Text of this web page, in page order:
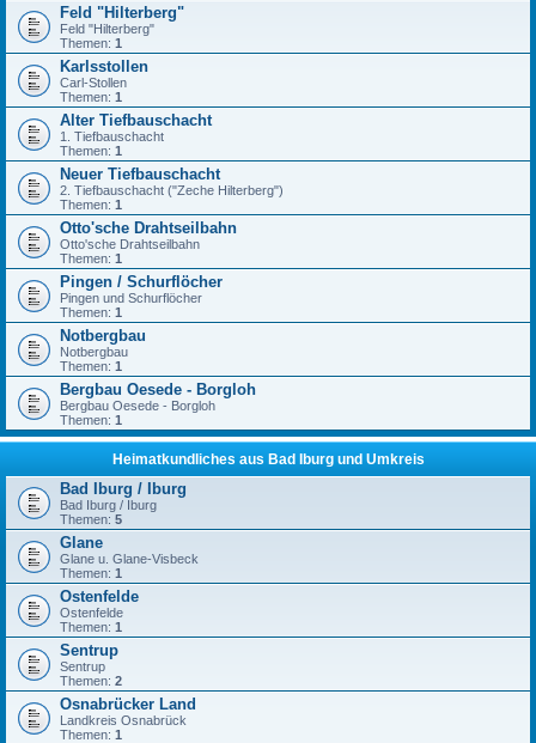
Feld "Hilterberg"
Feld "Hilterberg"
Themen: 1
Karlsstollen
Carl-Stollen
Themen: 1
Alter Tiefbauschacht
1. Tiefbauschacht
Themen: 1
Neuer Tiefbauschacht
2. Tiefbauschacht ("Zeche Hilterberg")
Themen: 1
Otto'sche Drahtseilbahn
Otto'sche Drahtseilbahn
Themen: 1
Pingen / Schurflöcher
Pingen und Schurflöcher
Themen: 1
Notbergbau
Notbergbau
Themen: 1
Bergbau Oesede - Borgloh
Bergbau Oesede - Borgloh
Themen: 1
Heimatkundliches aus Bad Iburg und Umkreis
Bad Iburg / Iburg
Bad Iburg / Iburg
Themen: 5
Glane
Glane u. Glane-Visbeck
Themen: 1
Ostenfelde
Ostenfelde
Themen: 1
Sentrup
Sentrup
Themen: 2
Osnabrücker Land
Landkreis Osnabrück
Themen: 1